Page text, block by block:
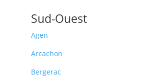
Sud-Ouest
Agen
Arcachon
Bergerac